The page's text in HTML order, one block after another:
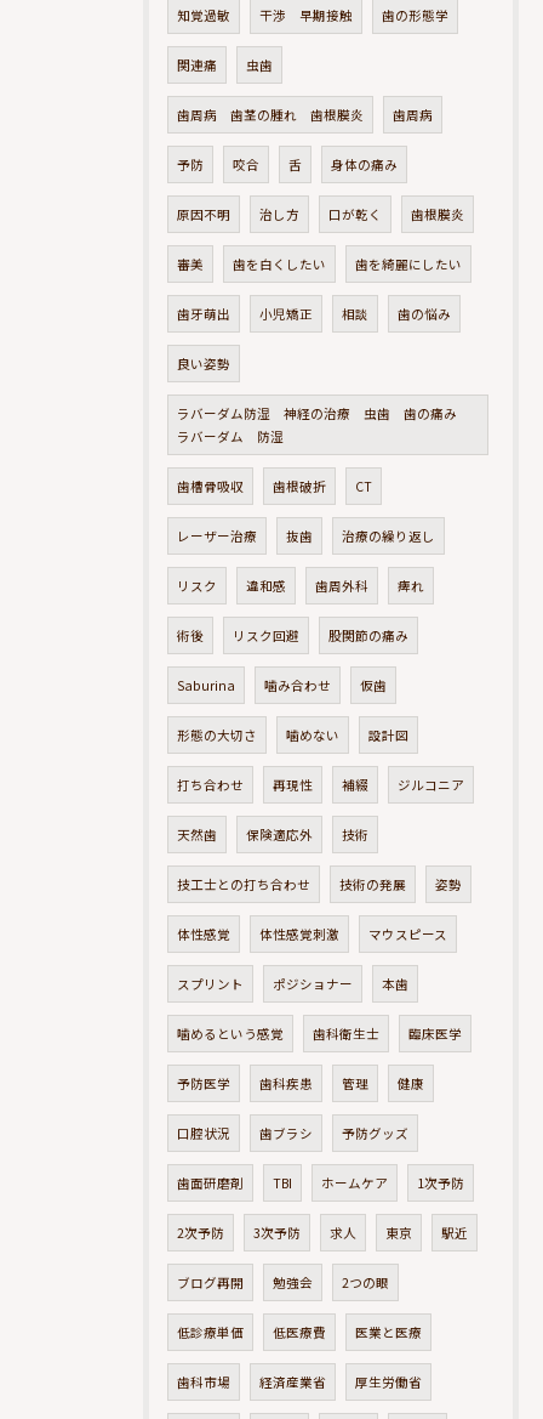
知覚過敏 干渉 早期接触 歯の形態学
関連痛 虫歯
歯周病 歯茎の腫れ 歯根膜炎 歯周病
予防 咬合 舌 身体の痛み
原因不明 治し方 口が乾く 歯根膜炎
審美 歯を白くしたい 歯を綺麗にしたい
歯牙萌出 小児矯正 相談 歯の悩み
良い姿勢
ラバーダム防湿 神経の治療 虫歯 歯の痛み
ラバーダム 防湿
歯槽骨吸収 歯根破折 CT
レーザー治療 抜歯 治療の繰り返し
リスク 違和感 歯周外科 痺れ
術後 リスク回避 股関節の痛み
Saburina 噛み合わせ 仮歯
形態の大切さ 噛めない 設計図
打ち合わせ 再現性 補綴 ジルコニア
天然歯 保険適応外 技術
技工士との打ち合わせ 技術の発展 姿勢
体性感覚 体性感覚刺激 マウスピース
スプリント ポジショナー 本歯
噛めるという感覚 歯科衛生士 臨床医学
予防医学 歯科疾患 管理 健康
口腔状況 歯ブラシ 予防グッズ
歯面研磨剤 TBI ホームケア 1次予防
2次予防 3次予防 求人 東京 駅近
ブログ再開 勉強会 2つの眼
低診療単価 低医療費 医業と医療
歯科市場 経済産業省 厚生労働省